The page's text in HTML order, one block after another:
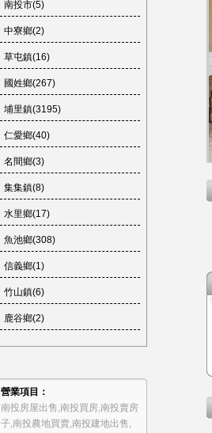
南投市(5)
中寮鄉(2)
草屯鎮(16)
國姓鄉(267)
埔里鎮(3195)
仁愛鄉(40)
名間鄉(3)
集集鎮(8)
水里鄉(17)
魚池鄉(308)
信義鄉(1)
竹山鎮(6)
鹿谷鄉(2)
營業項目：
南投房屋出售,南投買房,南投賣房
子,南投農地買賣,南投建地出售,